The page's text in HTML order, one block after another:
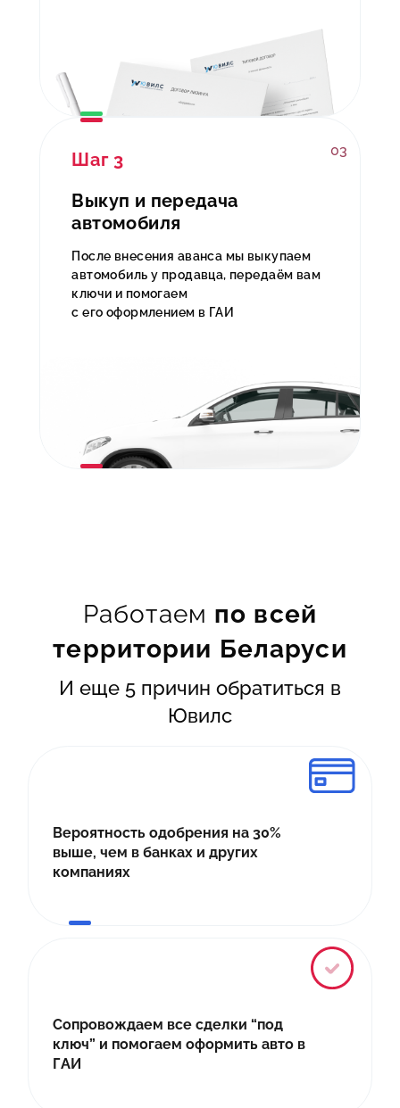
Шаг 3 03
Выкуп и передача
автомобиля
После внесения аванса мы выкупаем
автомобиль у продавца, передаём вам
ключи и помогаем
с его оформлением в ГАИ
Работаем по всей
территории Беларуси
И еще 5 причин обратиться в
Ювилс
Вероятность одобрения на 30%
выше, чем в банках и других
компаниях
Сопровождаем все сделки “под
ключ” и помогаем оформить авто в
ГАИ